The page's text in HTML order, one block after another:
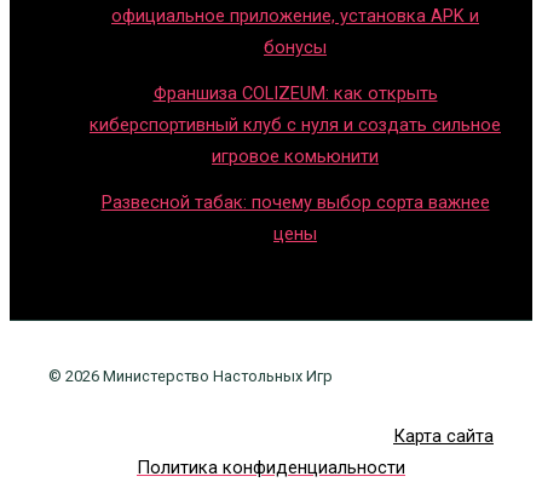
официальное приложение, установка APK и
бонусы
Франшиза COLIZEUM: как открыть
киберспортивный клуб с нуля и создать сильное
игровое комьюнити
Развесной табак: почему выбор сорта важнее
цены
© 2026 Министерство Настольных Игр
Карта сайта
Политика конфиденциальности